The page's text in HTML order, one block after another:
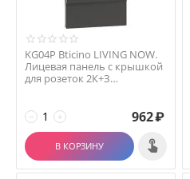
KG04P Bticino LIVING NOW.
Лицевая панель с крышкой
для розеток 2К+З
+
− 962₽
В КОРЗИНУ